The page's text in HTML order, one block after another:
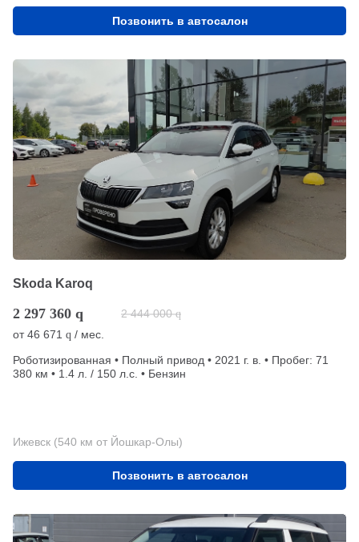
Позвонить в автосалон
Skoda Karoq
2 297 360 q 2 444 000 q
от46 671 q / мес.
Роботизированная • Полный привод • 2021 г. в. • Пробег: 71
380 км • 1.4 л. / 150 л.с. • Бензин
Ижевск (540 км от Йошкар-Олы)
Позвонить в автосалон